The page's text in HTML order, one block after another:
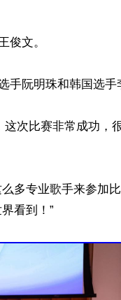
俊文。
阮明珠和韩国选手
次比赛非常成功，
多专业歌手来参加
看到！”